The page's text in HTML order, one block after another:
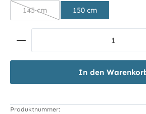
145 cm
(Diese Option ist zurzeit nicht
150 cm
Produkt Anzahl: Gib den
In den
Produktnummer: